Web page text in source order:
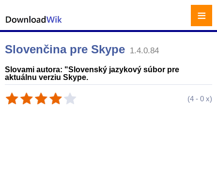
Slovenčina pre Skype 1.4.0.84
Slovami autora: "Slovenský jazykový súbor pre
aktuálnu verziu Skype.
(4 - 0 x)
≡